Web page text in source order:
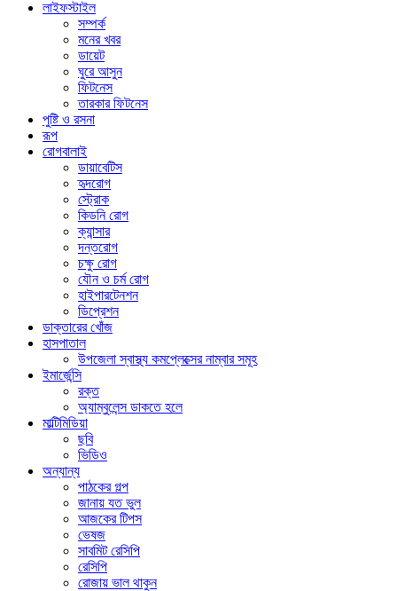
লাইফস্টাইল
সম্পর্ক
মনের খবর
ডায়েট
ঘুরে আসুন
ফিটনেস
তারকার ফিটনেস
পুষ্টি ও রসনা
রূপ
রোগবালাই
ডায়াবেটিস
হৃদরোগ
স্ট্রোক
কিডনি রোগ
ক্যান্সার
দন্তরোগ
চক্ষু রোগ
যৌন ও চর্ম রোগ
হাইপারটেনশন
ডিপ্রেশন
ডাক্তারের খোঁজ
হাসপাতাল
উপজেলা স্বাস্থ্য কমপ্লেক্সের নাম্বার সমূহ
ইমার্জেন্সি
রক্ত
অ্যাম্বুলেন্স ডাকতে হলে
মাল্টিমিডিয়া
ছবি
ভিডিও
অন্যান্য
পাঠকের গল্প
জানায় যত ভুল
আজকের টিপস
ভেষজ
সাবমিট রেসিপি
রেসিপি
রোজায় ভাল থাকুন